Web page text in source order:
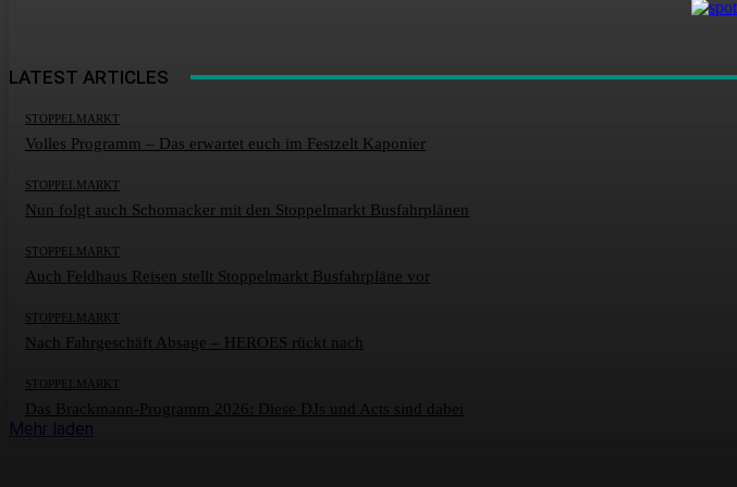
LATEST ARTICLES
STOPPELMARKT
Volles Programm – Das erwartet euch im Festzelt Kaponier
STOPPELMARKT
Nun folgt auch Schomacker mit den Stoppelmarkt Busfahrplänen
STOPPELMARKT
Auch Feldhaus Reisen stellt Stoppelmarkt Busfahrpläne vor
STOPPELMARKT
Nach Fahrgeschäft Absage – HEROES rückt nach
STOPPELMARKT
Das Brackmann-Programm 2026: Diese DJs und Acts sind dabei
Mehr laden